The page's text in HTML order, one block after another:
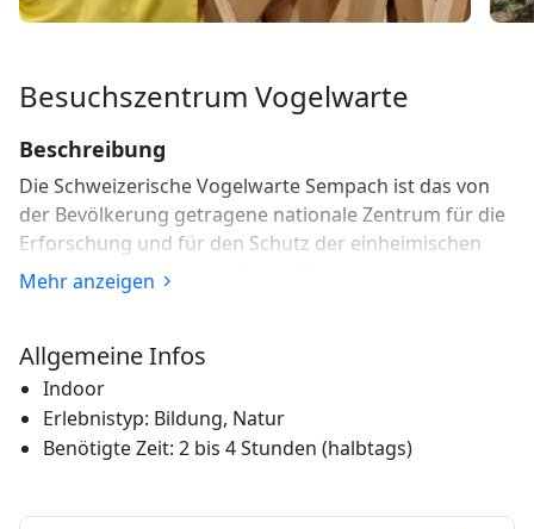
Besuchszentrum Vogelwarte
Beschreibung
Die Schweizerische Vogelwarte Sempach ist das von
der Bevölkerung getragene nationale Zentrum für die
Erforschung und für den Schutz der einheimischen
Vögel und ihrer Lebensräume. Das neue
Besucherzentrum ist das unverwechselbare
Sempachersee.
Eine interaktive Erlebnisausstellung, ein Vogelkino, ein
mechanisches Theater zum Thema Vogelstimmen
sowie der Naturgarten am Ufer des Sempachersees
Mehr anzeigen
Allgemeine Infos
Indoor
Erlebnistyp: Bildung, Natur
Benötigte Zeit: 2 bis 4 Stunden (halbtags)